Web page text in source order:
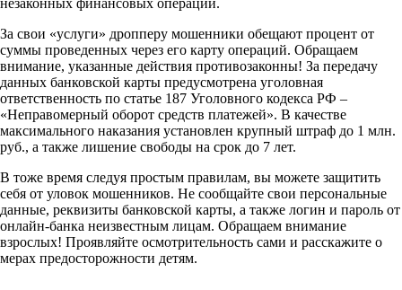
незаконных финансовых операций.
За свои «услуги» дропперу мошенники обещают процент от
суммы проведенных через его карту операций. Обращаем
внимание, указанные действия противозаконны! За передачу
данных банковской карты предусмотрена уголовная
ответственность по статье 187 Уголовного кодекса РФ –
«Неправомерный оборот средств платежей». В качестве
максимального наказания установлен крупный штраф до 1 млн.
руб., а также лишение свободы на срок до 7 лет.
В тоже время следуя простым правилам, вы можете защитить
себя от уловок мошенников. Не сообщайте свои персональные
данные, реквизиты банковской карты, а также логин и пароль от
онлайн-банка неизвестным лицам. Обращаем внимание
взрослых! Проявляйте осмотрительность сами и расскажите о
мерах предосторожности детям.